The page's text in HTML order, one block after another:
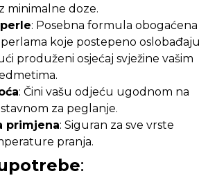
minimalne doze.
: Posebna formula obogaćena
koje postepeno oslobađaju
produženi osjećaj svježine vašim
: Čini vašu odjeću ugodnom na
za peglanje.
primjena: Siguran za sve vrste
pranja.
: